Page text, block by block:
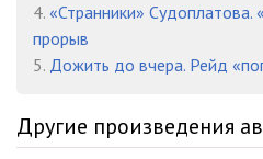
026
027
029
4. «Странники»
прорыв
5. Дожить до вчера. Рейд
Другие произведения